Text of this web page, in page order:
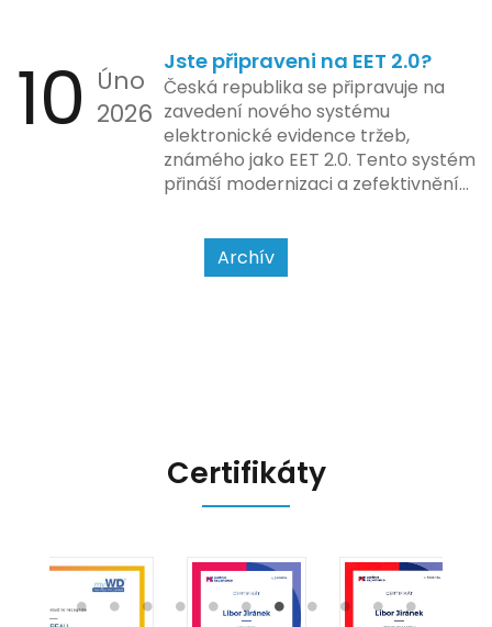
bezhotovostní transakci – nově
se má tato povinnost odvíjet od
povahy podnikatelské činnosti a
způsobu interakce se
zákazníkem.
10 Úno
2026
Jste připraveni na EET 2.0?
Česká republika se připravuje na
zavedení nového systému
elektronické evidence tržeb,
známého jako EET 2.0. Tento systém
přináší modernizaci a zefektivnění
usnadnit život podnikatelům i
kontrolním orgánům. Podívejme se
na hlavní změny, které EET 2.0
Archív
Certifikáty